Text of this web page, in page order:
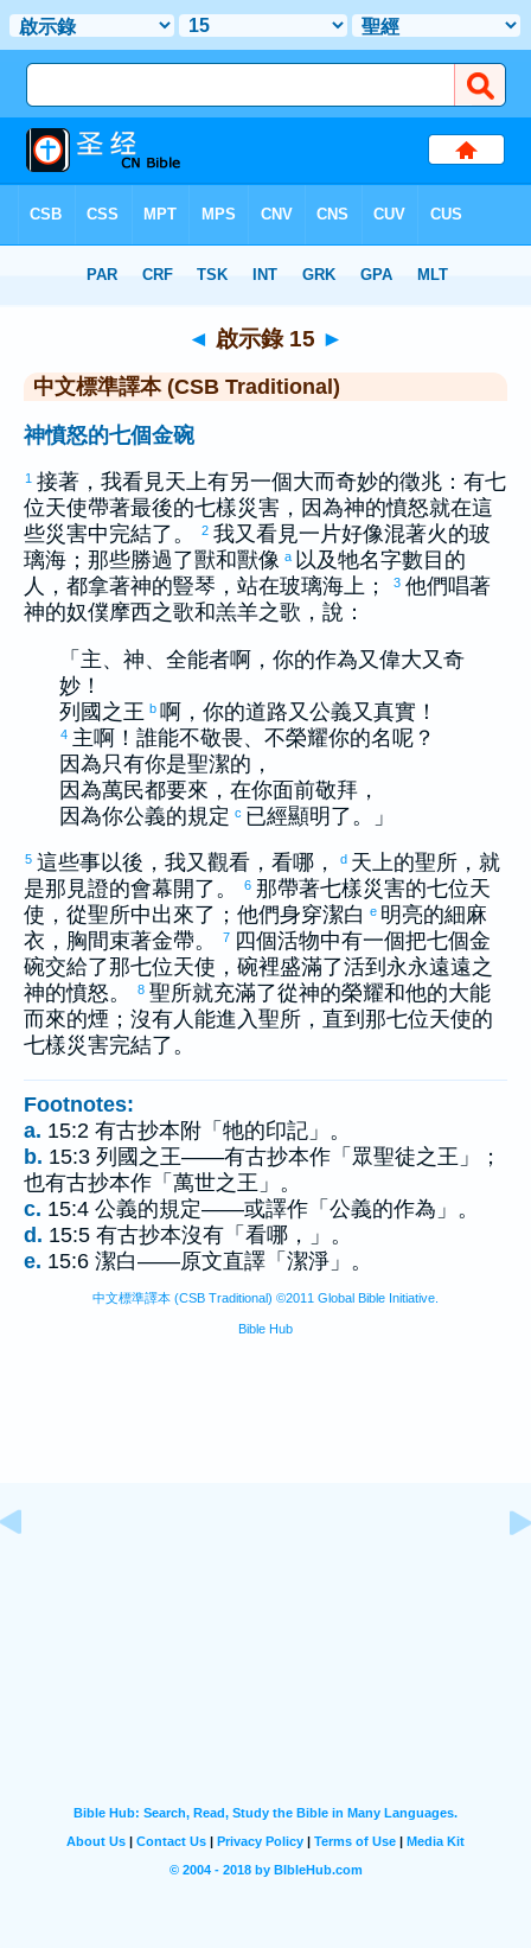
> 啟示錄 15
◄ 啟示錄 15 ►
中文標準譯本 (CSB Traditional)
神憤怒的七個金碗
1 接著，我看見天上有另一個大而奇妙的徵兆：有七
位天使帶著最後的七樣災害，因為神的憤怒就在這
些災害中完結了。
2 我又看見一片好像混著火的玻
璃海；那些勝過了獸和獸像 a 以及牠名字數目的
人，都拿著神的豎琴，站在玻璃海上；
3 他們唱著
神的奴僕摩西之歌和羔羊之歌，說：
「主、神、全能者啊，你的作為又偉大又奇
妙！
列國之王 b 啊，你的道路又公義又真實！
4 主啊！誰能不敬畏、不榮耀你的名呢？
因為只有你是聖潔的，
因為萬民都要來，在你面前敬拜，
因為你公義的規定 c 已經顯明了。」
5 這些事以後，我又觀看，看哪， d 天上的聖所，就
是那見證的會幕開了。
6 那帶著七樣災害的七位天
使，從聖所中出來了；他們身穿潔白 e 明亮的細麻
衣，胸間束著金帶。
7 四個活物中有一個把七個金
碗交給了那七位天使，碗裡盛滿了活到永永遠遠之
神的憤怒。
8 聖所就充滿了從神的榮耀和他的大能
而來的煙；沒有人能進入聖所，直到那七位天使的
七樣災害完結了。
Footnotes:
a. 15:2 有古抄本附「牠的印記」。
b. 15:3 列國之王——有古抄本作「眾聖徒之王」；
也有古抄本作「萬世之王」。
c. 15:4 公義的規定——或譯作「公義的作為」。
d. 15:5 有古抄本沒有「看哪，」。
e. 15:6 潔白——原文直譯「潔淨」。
中文標準譯本 (CSB Traditional) ©2011 Global Bible Initiative.
Bible Hub